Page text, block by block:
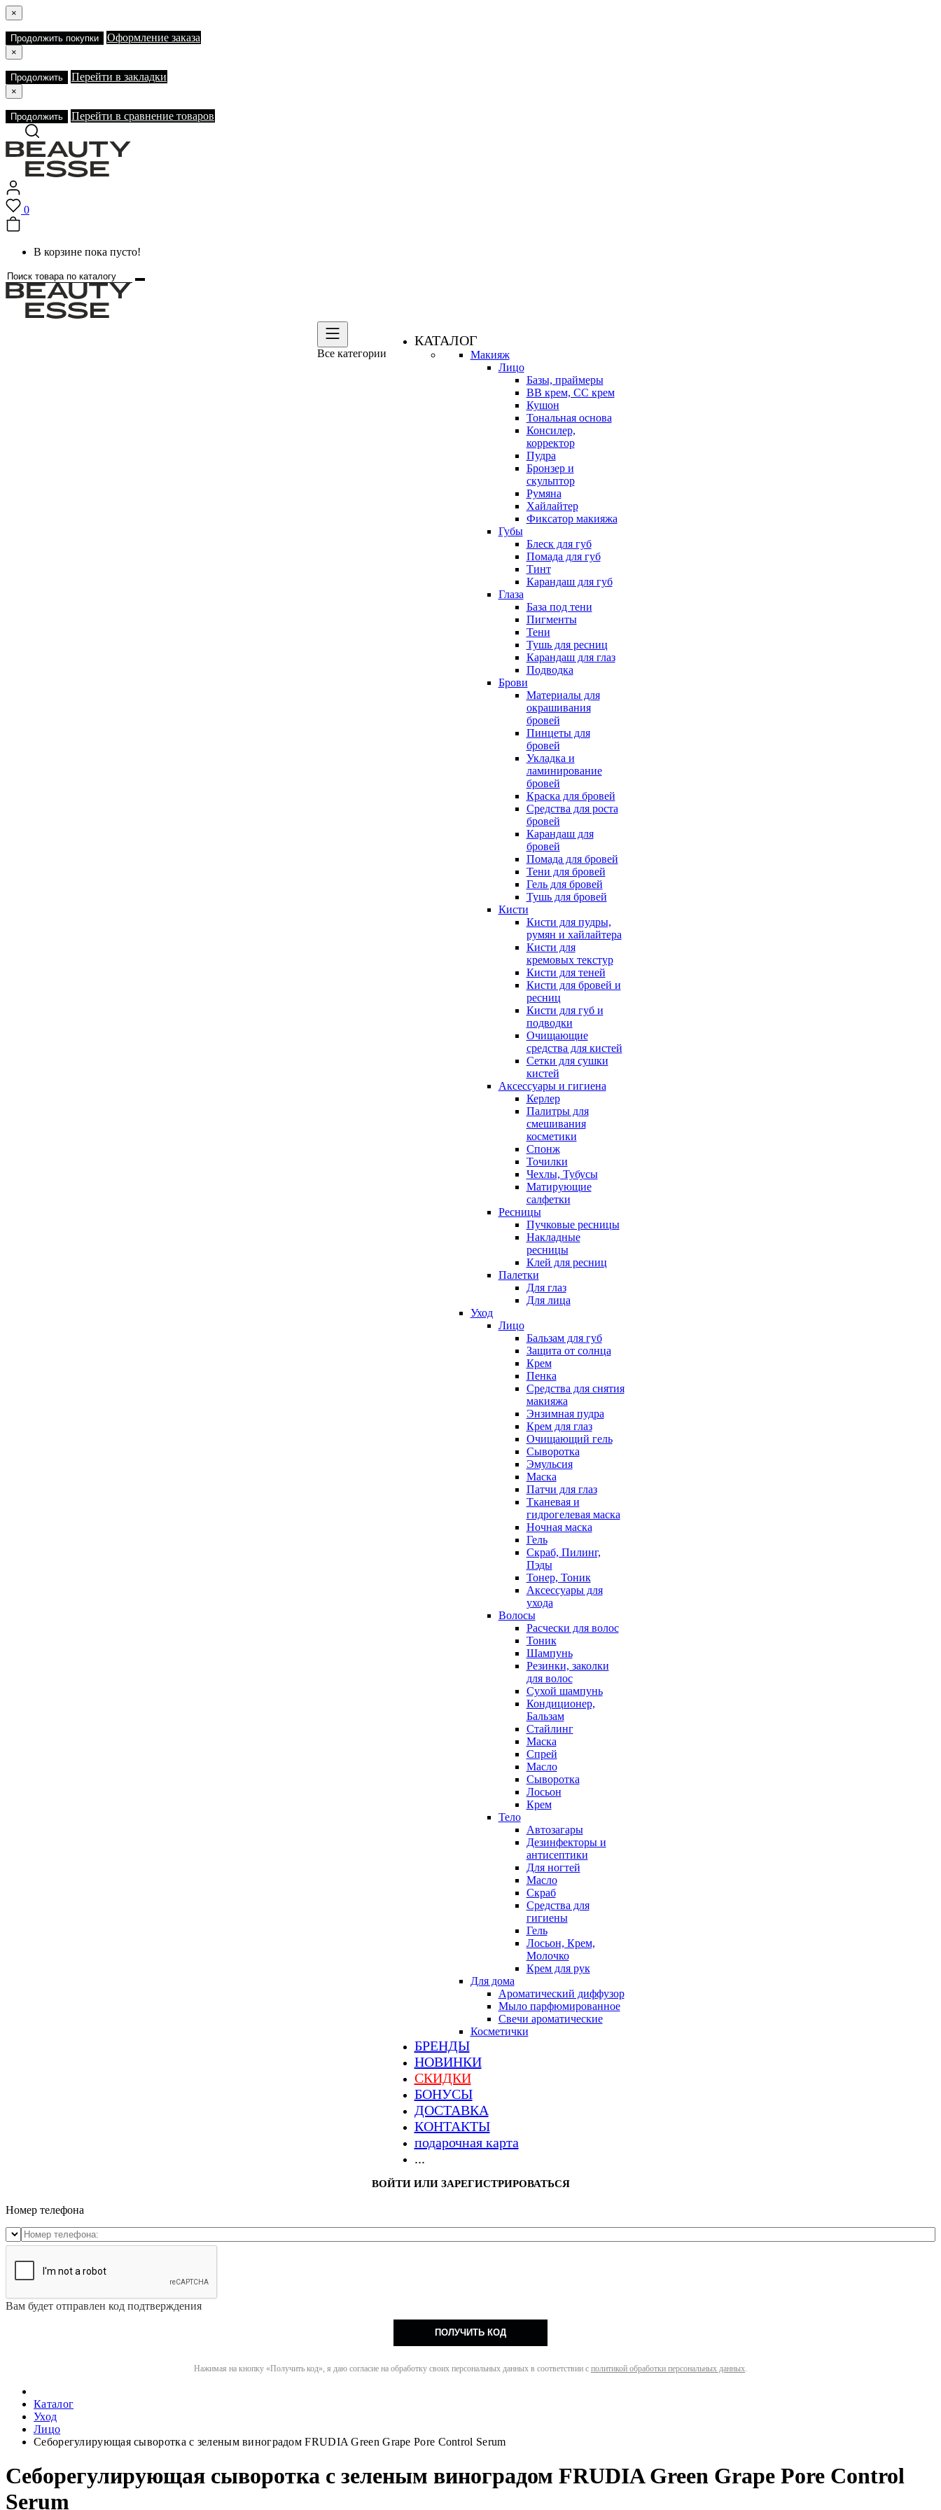
×
Продолжить покупки Оформление заказа
×
Продолжить Перейти в закладки
×
Продолжить Перейти в сравнение товаров
0
В корзине пока пусто!
Все категории
КАТАЛОГ
Макияж
Лицо
Базы, праймеры
BB крем, CC крем
Кушон
Тональная основа
Консилер,
корректор
Пудра
Бронзер и
скульптор
Румяна
Хайлайтер
Фиксатор макияжа
Губы
Блеск для губ
Помада для губ
Тинт
Карандаш для губ
Глаза
База под тени
Пигменты
Тени
Тушь для ресниц
Карандаш для глаз
Подводка
Брови
Материалы для
окрашивания
бровей
Пинцеты для
бровей
Укладка и
ламинирование
бровей
Краска для бровей
Средства для роста
бровей
Карандаш для
бровей
Помада для бровей
Тени для бровей
Гель для бровей
Тушь для бровей
Кисти
Кисти для пудры,
румян и хайлайтера
Кисти для
кремовых текстур
Кисти для теней
Кисти для бровей и
ресниц
Кисти для губ и
подводки
Очищающие
средства для кистей
Сетки для сушки
кистей
Аксессуары и гигиена
Керлер
Палитры для
смешивания
косметики
Спонж
Точилки
Чехлы, Тубусы
Матирующие
салфетки
Ресницы
Пучковые ресницы
Накладные
ресницы
Клей для ресниц
Палетки
Для глаз
Для лица
Уход
Лицо
Бальзам для губ
Защита от солнца
Крем
Пенка
Средства для снятия
макияжа
Энзимная пудра
Крем для глаз
Очищающий гель
Сыворотка
Эмульсия
Маска
Патчи для глаз
Тканевая и
гидрогелевая маска
Ночная маска
Гель
Скраб, Пилинг,
Пэды
Тонер, Тоник
Аксессуары для
ухода
Волосы
Расчески для волос
Тоник
Шампунь
Резинки, заколки
для волос
Сухой шампунь
Кондиционер,
Бальзам
Стайлинг
Маска
Спрей
Масло
Сыворотка
Лосьон
Крем
Тело
Автозагары
Дезинфекторы и
антисептики
Для ногтей
Масло
Скраб
Средства для
гигиены
Гель
Лосьон, Крем,
Молочко
Крем для рук
Для дома
Ароматический диффузор
Мыло парфюмированное
Свечи ароматические
Косметички
БРЕНДЫ
НОВИНКИ
СКИДКИ
БОНУСЫ
ДОСТАВКА
КОНТАКТЫ
подарочная карта
...
ВОЙТИ ИЛИ ЗАРЕГИСТРИРОВАТЬСЯ
Номер телефона
Вам будет отправлен код подтверждения
ПОЛУЧИТЬ КОД
Нажимая на кнопку «Получить код», я даю согласие на обработку своих персональных данных в соответствии с политикой обработки персональных данных.
Каталог
Уход
Лицо
Себорегулирующая сыворотка с зеленым виноградом FRUDIA Green Grape Pore Control Serum
Себорегулирующая сыворотка с зеленым виноградом FRUDIA Green Grape Pore Control
Serum